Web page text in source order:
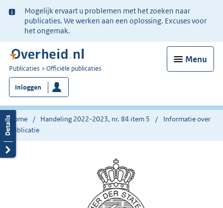
Ter
informatie:
Mogelijk ervaart u problemen met het zoeken naar
publicaties. We werken aan een oplossing. Excuses voor
het ongemak.
Menu
U
bent
nu
hier:
Publicaties Officiële publicaties
Inloggen
Home Handeling 2022-2023, nr. 84 item 5
Informatie over
publicatie